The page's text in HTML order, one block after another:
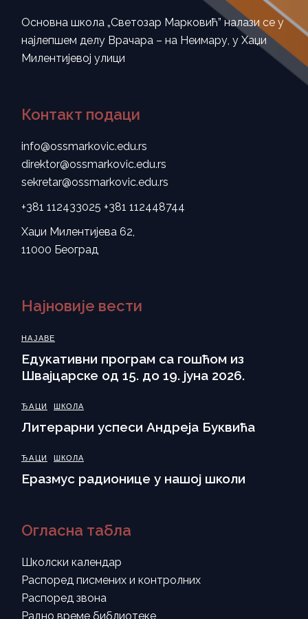
Основна школа „Светозар Марковић” налази се у
најлепшем делу Врачара – на Неимару, у Хаџи
Милентијевој улици
Контакт подаци
info@ossmarkovic.edu.rs
direktor@ossmarkovic.edu.rs
sekretar@ossmarkovic.edu.rs
+381 112433025 +381 112448744
Хаџи Милентијева 62,
11000 Београд
Најновије вести
НАЈАВЕ
Eдукативни програм са гошћом из
Швајцарске од 15. до 19. јуна 2026.
ЂАЦИ ШКОЛА
Литерарни успеси Андреја Буквића
ЂАЦИ ШКОЛА
Еразмус радионице у нашој школи
Огласна табла
Школски календар
Распоред писмених и контролних
Распоред звона
Радно време библиотеке